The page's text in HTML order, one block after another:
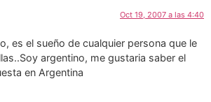
Oct 19, 2007 a las 4:40
es el sueño de cualquier persona que le
argentino, me gustaria saber el
en Argentina